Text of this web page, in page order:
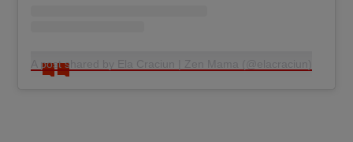
A post shared by Ela Craciun | Zen Mama (@elacraciun)